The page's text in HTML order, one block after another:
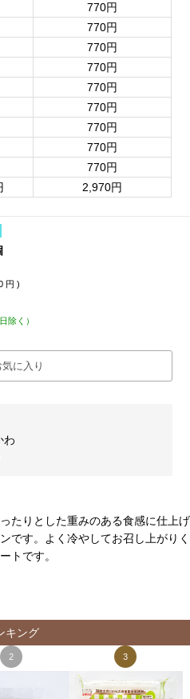
770円
770円
770円
770円
770円
770円
770円
770円
770円
2,970円
円 )
除く）
気に入り
わ
たりとした重みのある食感に仕上げ
です。よく冷やしてお召し上がりく
トです。
キング
2 3